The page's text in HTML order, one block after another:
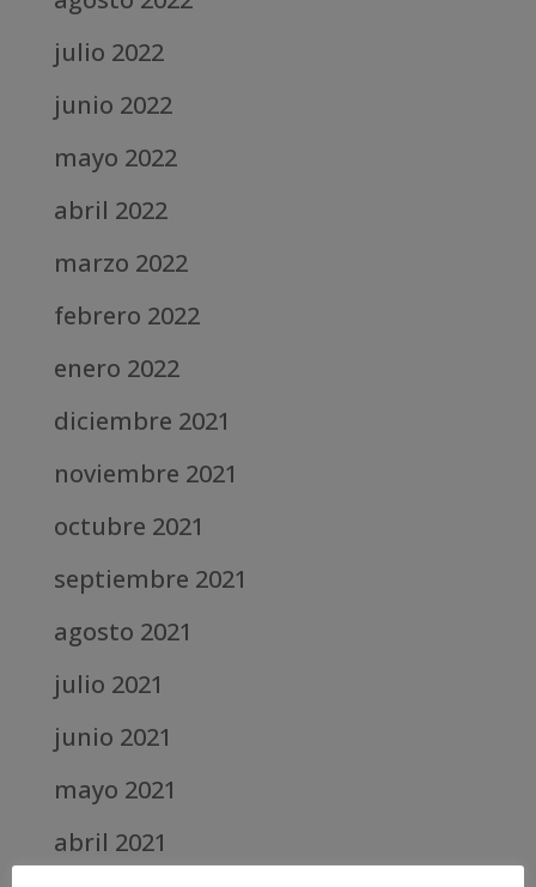
julio 2022
junio 2022
mayo 2022
abril 2022
marzo 2022
febrero 2022
enero 2022
diciembre 2021
noviembre 2021
octubre 2021
septiembre 2021
agosto 2021
julio 2021
junio 2021
mayo 2021
abril 2021